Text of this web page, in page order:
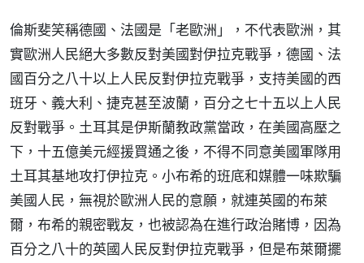
倫斯斐笑稱德國、法國是「老歐洲」，不代表歐洲，其
實歐洲人民絕大多數反對美國對伊拉克戰爭，德國、法
國百分之八十以上人民反對伊拉克戰爭，支持美國的西
班牙、義大利、捷克甚至波蘭，百分之七十五以上人民
反對戰爭。土耳其是伊斯蘭教政黨當政，在美國高壓之
下，十五億美元經援買通之後，不得不同意美國軍隊用
土耳其基地攻打伊拉克。小布希的班底和媒體一味欺騙
美國人民，無視於歐洲人民的意願，就連英國的布萊
爾，布希的親密戰友，也被認為在進行政治賭博，因為
百分之八十的英國人民反對伊拉克戰爭，但是布萊爾擺